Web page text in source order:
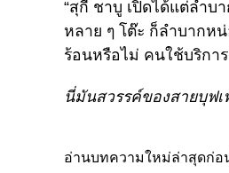
“สุกี้ ชาบู เปิดได้แต่ลำบ
หลาย ๆ โต๊ะ ก็ลำบากห
ร้อนหรือไม่ คนใช้บริกา
นี่มันสวรรค์ของสายบุฟ
อ่านบทความใหม่ล่าสุดก่อ